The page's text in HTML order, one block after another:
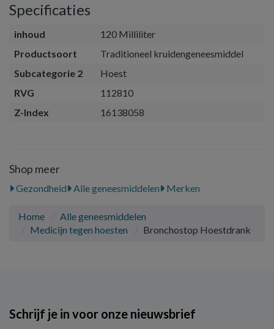
Specificaties
inhoud
120 Milliliter
Productsoort
Traditioneel kruidengeneesmiddel
Subcategorie 2
Hoest
RVG
112810
Z-Index
16138058
Shop meer
Gezondheid Alle geneesmiddelen Merken
Home
Alle geneesmiddelen
Medicijn tegen hoesten
Bronchostop Hoestdrank
Schrijf je in voor onze nieuwsbrief